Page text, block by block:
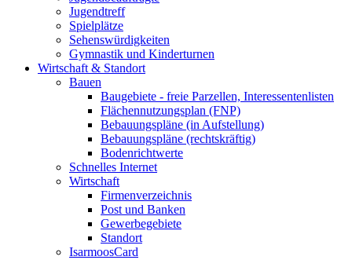
Jugendtreff
Spielplätze
Sehenswürdigkeiten
Gymnastik und Kinderturnen
Wirtschaft & Standort
Bauen
Baugebiete - freie Parzellen, Interessentenlisten
Flächennutzungsplan (FNP)
Bebauungspläne (in Aufstellung)
Bebauungspläne (rechtskräftig)
Bodenrichtwerte
Schnelles Internet
Wirtschaft
Firmenverzeichnis
Post und Banken
Gewerbegebiete
Standort
IsarmoosCard